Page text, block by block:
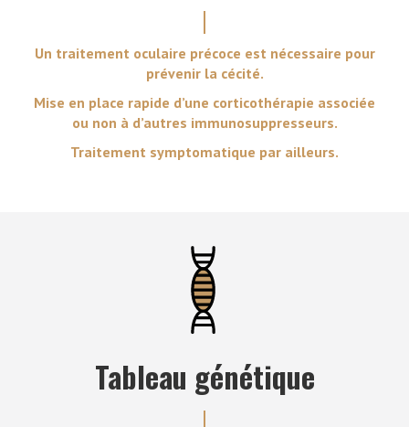
Un traitement oculaire précoce est nécessaire pour
prévenir la cécité.
Mise en place rapide d’une corticothérapie associée
ou non à d’autres immunosuppresseurs.
Traitement symptomatique par ailleurs.
Tableau génétique